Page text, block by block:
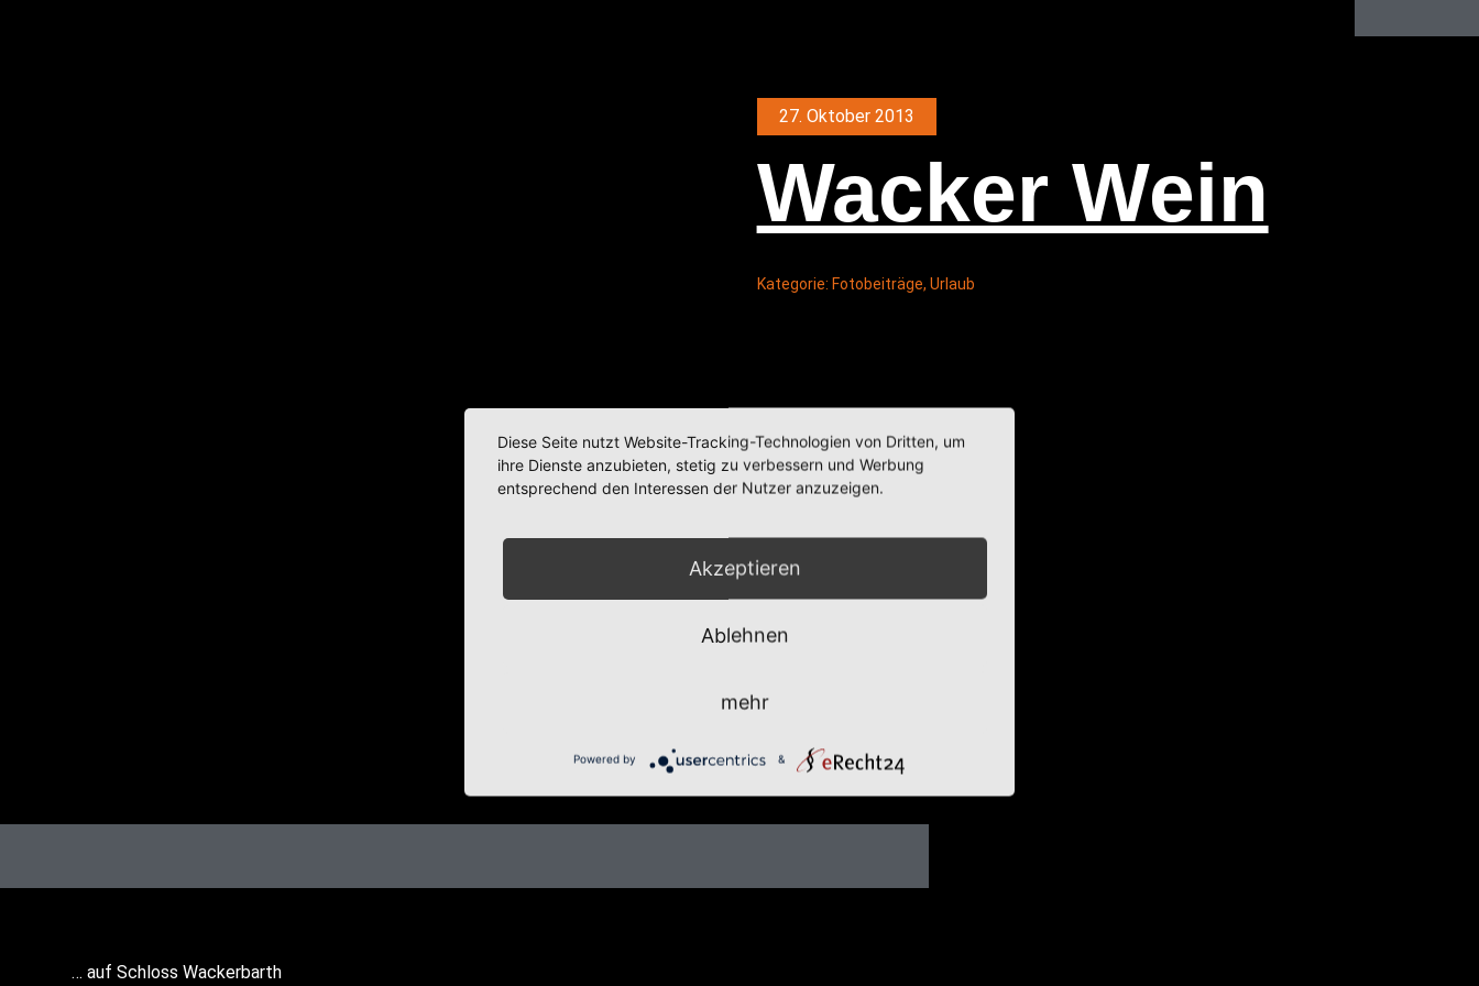
27. Oktober 2013
Wacker Wein
Kategorie: Fotobeiträge, Urlaub
… auf Schloss Wackerbarth
Diese Seite nutzt Website-Tracking-Technologien von Dritten, um
ihre Dienste anzubieten, stetig zu verbessern und Werbung
entsprechend den Interessen der Nutzer anzuzeigen.
Akzeptieren
Ablehnen
mehr
Powered by &